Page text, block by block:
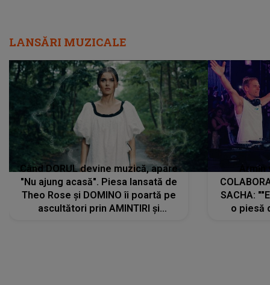
LANSĂRI MUZICALE
Când DORUL devine muzică, apare
"Nu ajung acasă". Piesa lansată de
Theo Rose și DOMINO îi poartă pe
ascultători prin AMINTIRI și
SACHA:
o piesă